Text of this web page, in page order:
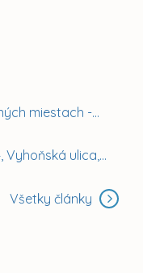
miestach -...
Vyhoňská ulica,...
Všetky články